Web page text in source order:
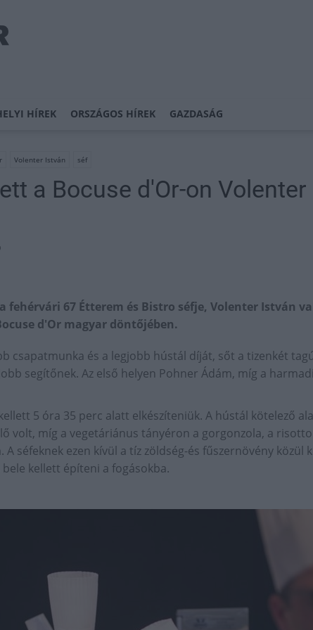
HÍREK ORSZÁGOS HÍREK GAZDASÁG
Volenter István séf
a Bocuse d'Or-on
fehérvári 67 Étterem és Bistro séfje, Volenter István
d'Or magyar döntőjében.
csapatmunka és a legjobb hústál díját, sőt a tizenkét
segítőnek. Az első helyen Pohner Ádám, míg a
5 óra 35 perc alatt elkészíteniük. A hústál kötelező
volt, míg a vegetáriánus tányéron a gorgonzola, a
séfeknek ezen kívül a tíz zöldség-és fűszernövény közül
kellett építeni a fogásokba.